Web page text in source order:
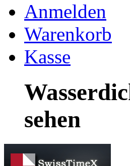
Anmelden
Warenkorb
Kasse
sehen